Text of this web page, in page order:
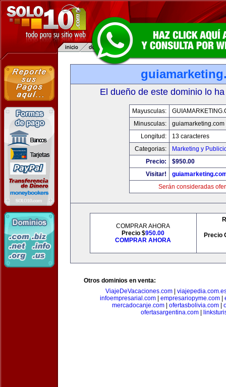
El dueño de este dominio lo
Mayusculas:
Minusculas:
guiamarketing.com
Longitud:
13 caracteres
Categorias:
Marketing y
Precio:
$950.00
Visitar!
Serán consideradas
COMPRAR AHORA
Precio $950.00
COMPRAR AHORA
Precio
Otros dominios en venta:
ViajeDeVacaciones.com
infoempresarial.com| empresariopyme.com|
mercadocanje.com
ofertasbolivia.com
ofertasargentina.com|